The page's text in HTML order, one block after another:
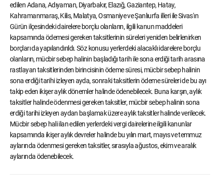
edilen Adana, Adıyaman, Diyarbakır, Elazığ, Gaziantep, Hatay,
Kahramanmaraş, Kilis, Malatya, Osmaniye ve Şanlıurfa illeri ile Sivas'ın
Gürün ilçesindeki dairelere borçlu olanların, ilgili kanun maddeleri
kapsamında ödemesi gereken taksitlerinin süreleri yeniden belirlenirken
borçları da yapılandırıldı. Söz konusu yerlerdeki alacaklı idarelere borçlu
olanların, mücbir sebep halinin başladığı tarih ile sona erdiği tarih arasına
rastlayan taksitlerinden birincisinin ödeme süresi, mücbir sebep halinin
sona erdiği tarihi izleyen ayda, sonraki taksitlerin ödeme süreleri de bu ayı
takip eden ikişer aylık dönemler halinde ödenebilecek. Buna karşın, aylık
taksitler halinde ödenmesi gereken taksitler, mücbir sebep halinin sona
erdiği tarihi izleyen aydan başlamak üzere aylık taksitler halinde verilecek.
Mücbir sebep hali ilan edilen yerlerdeki vergi dairelerine ilgili kanunlar
kapsamında ikişer aylık devreler halinde bu yılın mart, mayıs ve temmuz
aylarında ödenmesi gereken taksitler, sırasıyla ağustos, ekim ve aralık
aylarında ödenebilecek.